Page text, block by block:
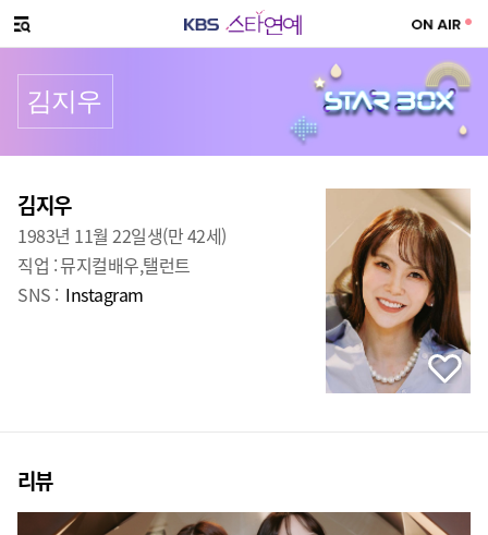
메뉴 열기
김지우
프로필
김지우
1983년 11월 22일생(만 42세)
직업 :뮤지컬배우,탤런트
SNS : Instagram
리뷰